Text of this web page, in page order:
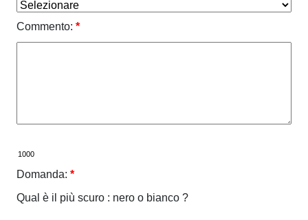
Commento: *
Domanda: *
Qual è il più scuro : nero o bianco ?